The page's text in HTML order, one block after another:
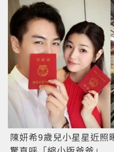
陳妍希9歲兒小星星近照